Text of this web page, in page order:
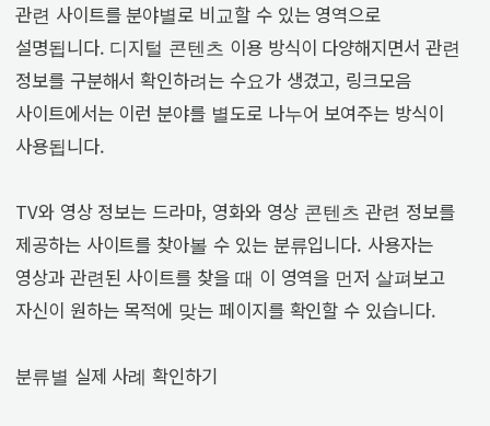
관련 사이트를 분야별로 비교할 수 있는 영역으로
설명됩니다. 디지털 콘텐츠 이용 방식이 다양해지면서 관련
정보를 구분해서 확인하려는 수요가 생겼고, 링크모음
사이트에서는 이런 분야를 별도로 나누어 보여주는 방식이
사용됩니다.
TV와 영상 정보는 드라마, 영화와 영상 콘텐츠 관련 정보를
제공하는 사이트를 찾아볼 수 있는 분류입니다. 사용자는
영상과 관련된 사이트를 찾을 때 이 영역을 먼저 살펴보고
자신이 원하는 목적에 맞는 페이지를 확인할 수 있습니다.
분류별 실제 사례 확인하기